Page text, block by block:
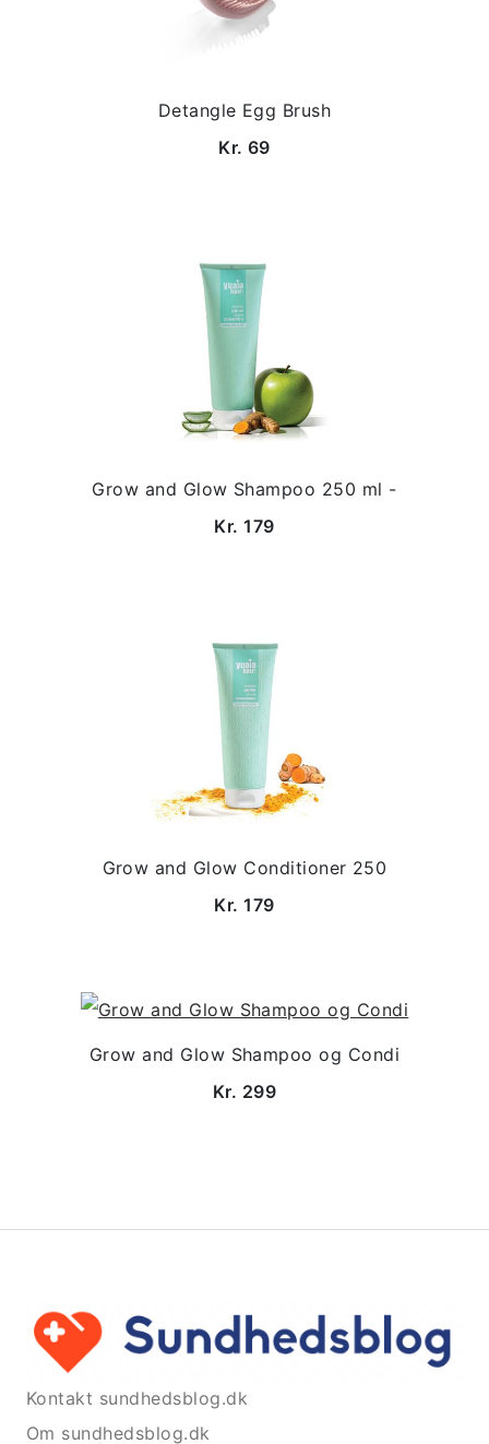
Detangle Egg Brush
Kr. 69
Grow and Glow Shampoo 250 ml -
Kr. 179
Grow and Glow Conditioner 250
Kr. 179
Grow and Glow Shampoo og Condi
Kr. 299
Kontakt sundhedsblog.dk
Om sundhedsblog.dk